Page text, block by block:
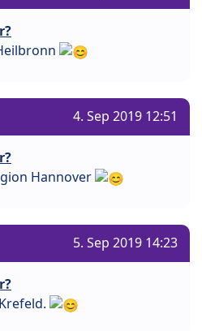
4. Sep 2019 12:51
Hannover
5. Sep 2019 14:23